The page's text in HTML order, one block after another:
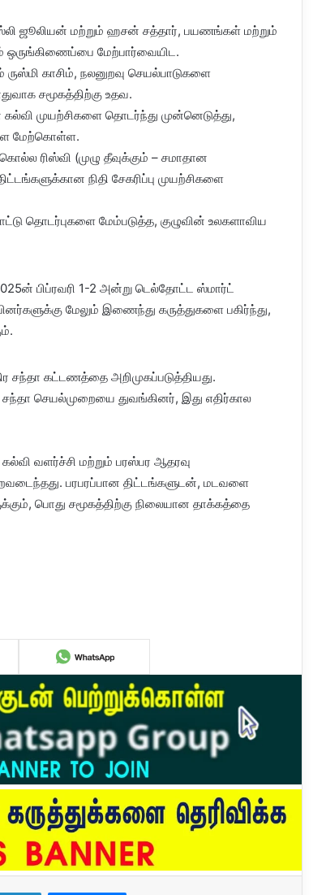
ஜூலியன் மற்றும் ஹசன் சத்தார், பயணங்கள் மற்றும்
ஒருங்கிணைப்பை மேற்பார்வையிட.
ருஸ்மி காசிம், நலனுறவு செயல்பாடுகளை
சமூகத்திற்கு உதவ.
கல்வி முயற்சிகளை தொடர்ந்து முன்னெடுத்து,
மேற்கொள்ள.
ரிஸ்வி (முழு தீவுக்கும் – சமாதான
நிதி சேகரிப்பு முயற்சிகளை
தொடர்புகளை மேம்படுத்த, குழுவின் உலகளாவிய
பிப்ரவரி 1-2 அன்று டெல்தோட்ட ஸ்மார்ட்
மேலும் இணைந்து கருத்துகளை பகிர்ந்து,
சந்தா கட்டணத்தை அறிமுகப்படுத்தியது.
செயல்முறையை துவங்கினர், இது எதிர்கால
வளர்ச்சி மற்றும் பரஸ்பர ஆதரவு
பரபரப்பான திட்டங்களுடன், மடவளை
பொது சமூகத்திற்கு நிலையான தாக்கத்தை